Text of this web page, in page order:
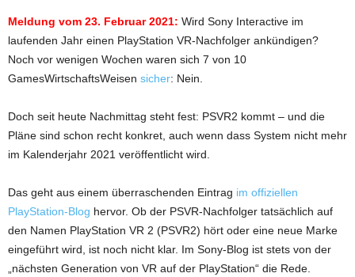
Meldung vom 23. Februar 2021: Wird Sony Interactive im
laufenden Jahr einen PlayStation VR-Nachfolger ankündigen?
Noch vor wenigen Wochen waren sich 7 von 10
GamesWirtschaftsWeisen sicher: Nein.
Doch seit heute Nachmittag steht fest: PSVR2 kommt – und die
Pläne sind schon recht konkret, auch wenn dass System nicht mehr
im Kalenderjahr 2021 veröffentlicht wird.
Das geht aus einem überraschenden Eintrag im offiziellen
PlayStation-Blog hervor. Ob der PSVR-Nachfolger tatsächlich auf
den Namen PlayStation VR 2 (PSVR2) hört oder eine neue Marke
eingeführt wird, ist noch nicht klar. Im Sony-Blog ist stets von der
„nächsten Generation von VR auf der PlayStation“ die Rede.